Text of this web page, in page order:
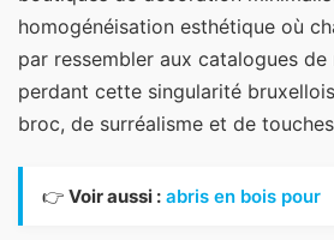
homogénéisation esthétique où
par ressembler aux catalogues
perdant cette singularité
broc, de surréalisme et de
👉 Voir aussi : abris en bois pour